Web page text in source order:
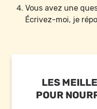
Vous avez une
Écrivez-moi, je
LES
POUR